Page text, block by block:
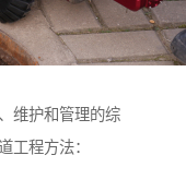
维护和管理的综
工程方法：